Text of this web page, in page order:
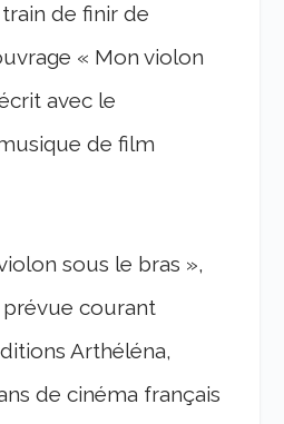
de finir de
« Mon violon
avec le
de film
sous le bras »,
courant
Arthéléna,
de cinéma français